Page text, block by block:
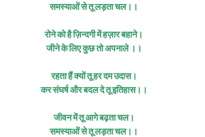
समस्याओं से तू लड़ता चल।।
रोने को है ज़िन्दगी में हज़ार बहाने।
जीने के लिए कुछ तो अपनाले ।।
रहता हैं क्यों तू हर दम उदास।
कर संघर्ष और बदल दे तू इतिहास।।
जीवन में तू आगे बढ़ता चल।
समस्याओं से तू लड़ता चल।।